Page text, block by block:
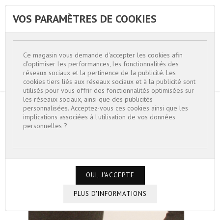
ACCUEIL
BIJOUX FEMME
INSPIRES DE L'HISTOIRE
VOS PARAMÈTRES DE COOKIES
Ce magasin vous demande d'accepter les cookies afin
d'optimiser les performances, les fonctionnalités des
réseaux sociaux et la pertinence de la publicité. Les
cookies tiers liés aux réseaux sociaux et à la publicité sont
utilisés pour vous offrir des fonctionnalités optimisées sur
les réseaux sociaux, ainsi que des publicités
personnalisées. Acceptez-vous ces cookies ainsi que les
implications associées à l'utilisation de vos données
personnelles ?